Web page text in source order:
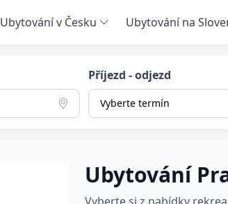
Ubytování v Česku Ubytování na
Příjezd - odjezd
Vyberte termín
Ubytování